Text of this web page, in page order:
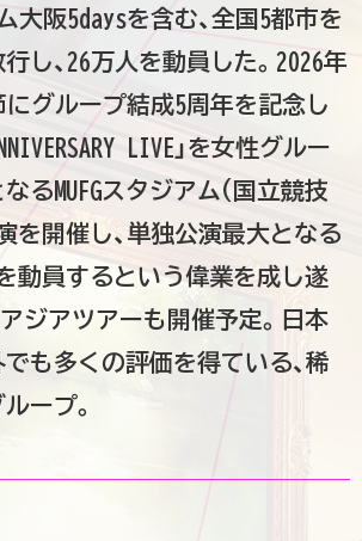
大阪5daysを含む、全国5都市を
し、26万人を動員した。2026年
にグループ結成5周年を記念し
LIVE」を女性グルー
るMUFGスタジアム(国立競技
を開催し、単独公演最大となる
動員するという偉業を成し遂
ジアツアーも開催予定。日本
も多くの評価を得ている、稀
ープ。